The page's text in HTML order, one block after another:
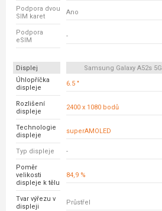
Podpora dvou
SIM karet
Ano
Podpora
eSIM
-
Displej Samsung Galaxy A52s 5G
Úhlopříčka
displeje
6.5 "
Rozlišení
displeje
2400 x 1080 bodů
Technologie
displeje
superAMOLED
Typ displeje -
Poměr
velikosti
displeje k tělu
84,9 %
Tvar výřezu v
displeji
Průstřel